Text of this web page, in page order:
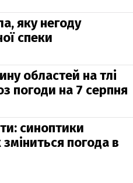
яку негоду
спеки
областей на тлі
погоди на 7 серпня
синоптики
погода в